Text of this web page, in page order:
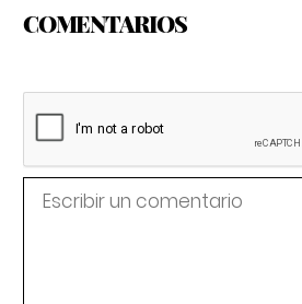
COMENTARIOS